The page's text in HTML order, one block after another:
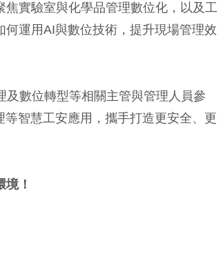
實驗室與化學品管理數位化，以及工
運用AI與數位技術，提升現場管理效
數位轉型等相關主管與管理人員參
智慧工安應用，攜手打造更安全、更
！